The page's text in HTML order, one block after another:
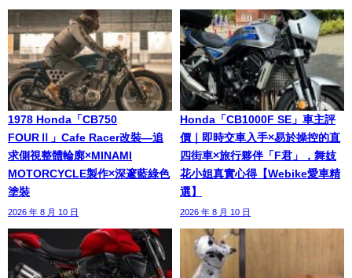
1978 Honda「CB750
FOURⅡ」Cafe Racer改裝—追
求側視整體輪廓×MINAMI
MOTORCYCLE製作×深邃藍綠色
塗裝
2026 年 8 月 10 日
Honda「CB1000F SE」車主評
價｜即時交車入手×易於操控的直
四街車×旅行夥伴「F君」，舞妓
花小姐真實心得【Webike愛車精
選】
2026 年 8 月 10 日